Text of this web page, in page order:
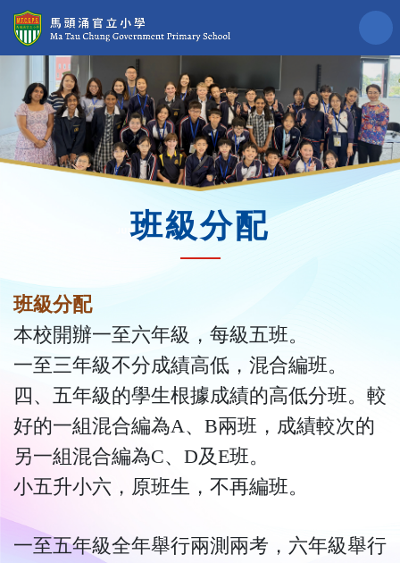
班級分配
班級分配
本校開辦一至六年級，每級五班。
一至三年級不分成績高低，混合編班。
四、五年級的學生根據成績的高低分班。較
好的一組混合編為A、B兩班，成績較次的
另一組混合編為C、D及E班。
小五升小六，原班生，不再編班。
一至五年級全年舉行兩測兩考，六年級舉行